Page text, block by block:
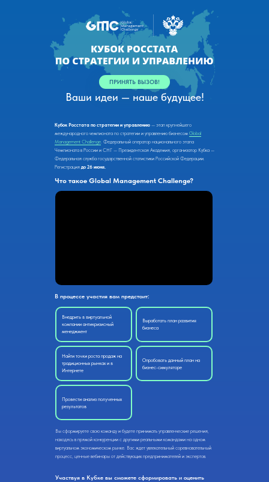
Что такое Global Management Challenge?
Кубок Росстата по стратегии и управлению — этап крупнейшего
международного чемпионата по стратегии и управлению бизнесом Global
Management Challenge. Федеральный оператор национального этапа
Чемпионата в России и СНГ — Президентская Академия, организатор Кубка —
Федеральная служба государственной статистики Российской Федерации.
Регистрациядо 26 июня.
ПРИНЯТЬ ВЫЗОВ!
В процессе участия вам предстоит:
Участвуя в Кубке вы сможете сформировать и оценить
Внедрить в виртуальной
компании антикризисный
менеджмент
Найти точки роста продаж на
традиционных рынках и в
Интернете
Провести анализ полученных
результатов
Вы сформируете свою команду и будете принимать управленческие решения,
находясь в прямой конкуренции с другими реальными командами на одном
виртуальном экономическом рынке. Вас ждет увлекательный соревновательный
процесс, ценные вебинары от действующих предпринимателей и экспертов.
Выработать план развития
бизнеса
Опробовать данный план на
бизнес-симуляторе
Ваши идеи — наше будущее!